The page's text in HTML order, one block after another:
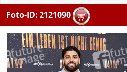
Foto-ID: 2121090